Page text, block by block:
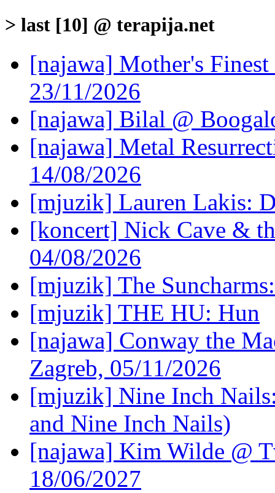
> last [10] @ terapija.net
[najawa] Mother's
23/11/2026
[najawa] Bilal @
[najawa] Metal
14/08/2026
[mjuzik] Lauren Lakis:
[koncert] Nick Cave &
04/08/2026
[mjuzik] The
[mjuzik] THE HU: Hun
[najawa] Conway the
Zagreb, 05/11/2026
[mjuzik] Nine Inch
and Nine Inch Nails)
[najawa] Kim Wilde @
18/06/2027